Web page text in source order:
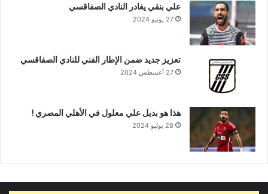
علي بنقي يغادر النادي الصفاقسي
27 يونيو 2024
تعزيز جديد ضمن الإطار الفني للنادي الصفاقسي
27 أغسطس 2024
هذا هو بديل علي معلول في الأهلي المصري !
28 يوليو 2024